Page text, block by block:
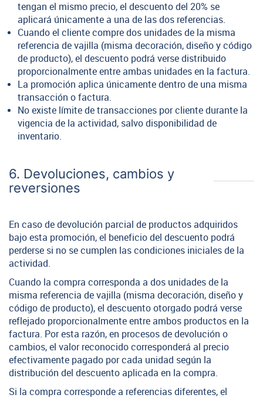
tengan el mismo precio, el descuento del 20% se
aplicará únicamente a una de las dos referencias.
Cuando el cliente compre dos unidades de la misma
referencia de vajilla (misma decoración, diseño y código
de producto), el descuento podrá verse distribuido
proporcionalmente entre ambas unidades en la factura.
La promoción aplica únicamente dentro de una misma
transacción o factura.
No existe límite de transacciones por cliente durante la
vigencia de la actividad, salvo disponibilidad de
inventario.
6. Devoluciones, cambios y
reversiones
En caso de devolución parcial de productos adquiridos
bajo esta promoción, el beneficio del descuento podrá
perderse si no se cumplen las condiciones iniciales de la
actividad.
Cuando la compra corresponda a dos unidades de la
misma referencia de vajilla (misma decoración, diseño y
código de producto), el descuento otorgado podrá verse
reflejado proporcionalmente entre ambos productos en la
factura. Por esta razón, en procesos de devolución o
cambios, el valor reconocido corresponderá al precio
efectivamente pagado por cada unidad según la
distribución del descuento aplicada en la compra.
Si la compra corresponde a referencias diferentes, el